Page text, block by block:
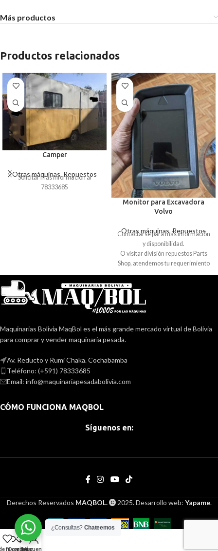
Más productos
Productos relacionados
Camper
Otras máquinas, Repuestos
Solicitar más información al
78333685
Monitor para Excavadora
Volvo
Otras máquinas,Repuestos
Contactarse para más información
y disponibilidad.
O visitar división repuestos Parts
Shop, atendemos tu requerimiento
sobre este u algún otro repuesto.
Maquinarias Bolivia MaqBol es el más grande mercado virtual de Bolivia
para comprar y vender maquinaria pesada.
Av. Reducto y Rumi Chaka. Cochabamba
Teléfono: (+591) 78333685
Email: info@maquinariapesadabolivia.com
CÓMO FUNCIONA MAQBOL
Síguenos en:
Derechos Reservados MAQBOL. 2025. Desarrollo web: Yapame.
¿Consultas? Chateemos
favoritos
Comparar
Mi cuenta